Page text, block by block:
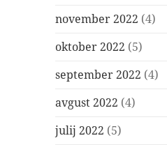
november 2022 (4)
oktober 2022 (5)
september 2022 (4)
avgust 2022 (4)
julij 2022 (5)